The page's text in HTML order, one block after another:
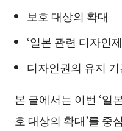
보호 대상의 확대
‘일본 관련 디자인
디자인권의 유지
본 글에서는 이번 ‘일
호 대상의 확대’를 중